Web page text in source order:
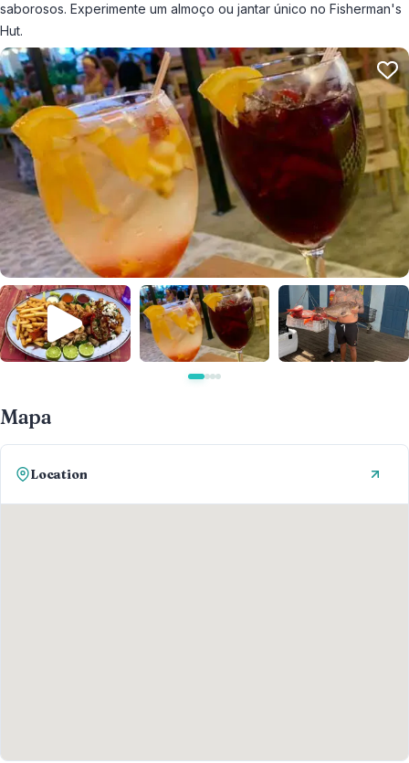
saborosos. Experimente um almoço ou jantar único no Fisherman's
Hut.
Mapa
Location